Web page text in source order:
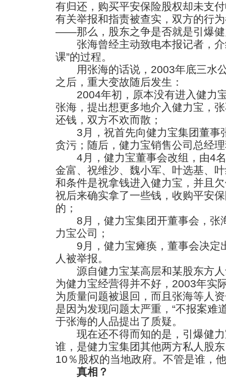
有归还，购买平安保险股权却未支
有关举报和指责被查实，双方的行
——那么，股东之争是否就是引爆健
张海曾经主动致电本报记者，介
课”的过程。
用张海的话说，2003年底三水公
之后，重大变故随后发生：
2004年初，原本没有进入健力宝
张海，提出想更多地介入健力宝，
还钱，双方不欢而散；
3月，祝首先向健力宝集团董事
贪污；随后，健力宝销售公司总经
4月，健力宝董事会改组，由4名
金富、祝维沙、魏小军、叶选基、
和条件是祝拿钱进入健力宝，并且
祝后来确实拿了一些钱，收购平安
的；
8月，健力宝集团开董事会，张
力宝公司；
9月，健力宝瘫痪，董事会决定
人被举报。
源自健力宝某高层和某股东方人
为健力宝经营得并不好，2003年实
为质量问题被退回，而且张海等人
是因为发现问题太严重，“不报案难
于张海的人品提出了质疑。
现在还不得而知的是，引爆健力
谁，是健力宝集团其他两方私人股
10％股权的当地政府。不管是谁，
真相？